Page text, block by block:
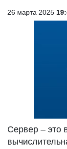
26 марта 2025
Сервер – это